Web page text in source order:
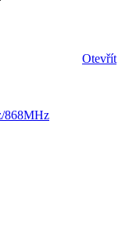
Otevřít
868MHz